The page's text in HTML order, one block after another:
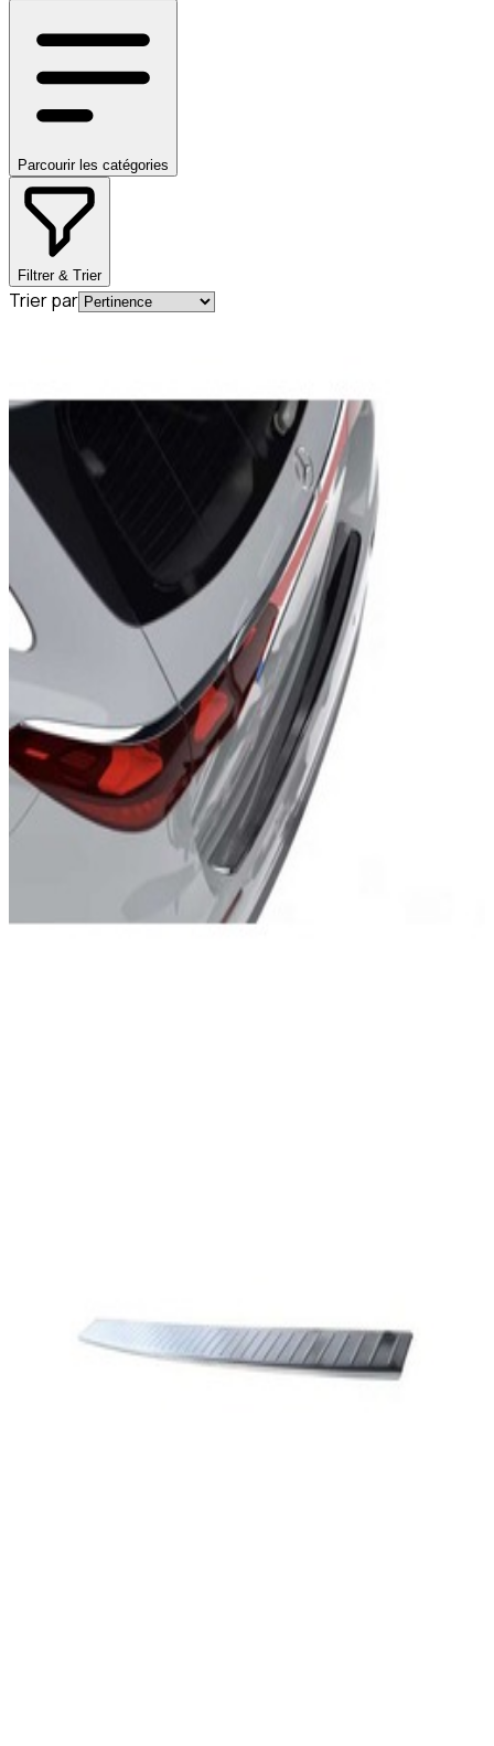
Parcourir les catégories
Filtrer & Trier
Trier par
Protection du seuil de chargement chromée
Classe E W214 Mercedes-Benz
279,95 €